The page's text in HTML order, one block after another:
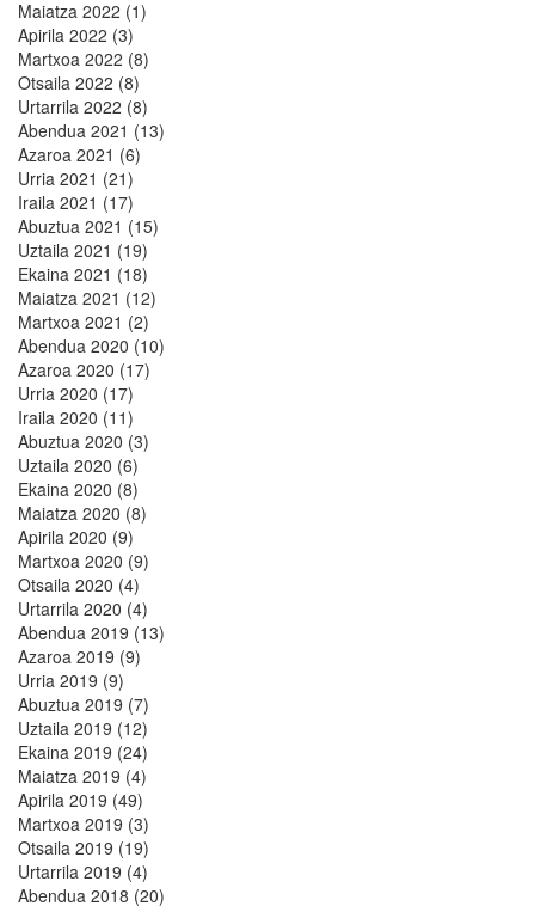
Maiatza 2022 (1)
Apirila 2022 (3)
Martxoa 2022 (8)
Otsaila 2022 (8)
Urtarrila 2022 (8)
Abendua 2021 (13)
Azaroa 2021 (6)
Urria 2021 (21)
Iraila 2021 (17)
Abuztua 2021 (15)
Uztaila 2021 (19)
Ekaina 2021 (18)
Maiatza 2021 (12)
Martxoa 2021 (2)
Abendua 2020 (10)
Azaroa 2020 (17)
Urria 2020 (17)
Iraila 2020 (11)
Abuztua 2020 (3)
Uztaila 2020 (6)
Ekaina 2020 (8)
Maiatza 2020 (8)
Apirila 2020 (9)
Martxoa 2020 (9)
Otsaila 2020 (4)
Urtarrila 2020 (4)
Abendua 2019 (13)
Azaroa 2019 (9)
Urria 2019 (9)
Abuztua 2019 (7)
Uztaila 2019 (12)
Ekaina 2019 (24)
Maiatza 2019 (4)
Apirila 2019 (49)
Martxoa 2019 (3)
Otsaila 2019 (19)
Urtarrila 2019 (4)
Abendua 2018 (20)